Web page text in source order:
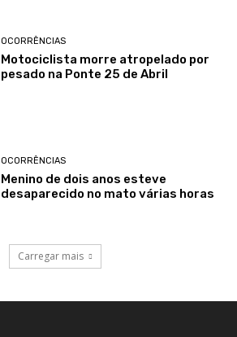
OCORRÊNCIAS
Motociclista morre atropelado por
pesado na Ponte 25 de Abril
OCORRÊNCIAS
Menino de dois anos esteve
desaparecido no mato várias horas
Carregar mais